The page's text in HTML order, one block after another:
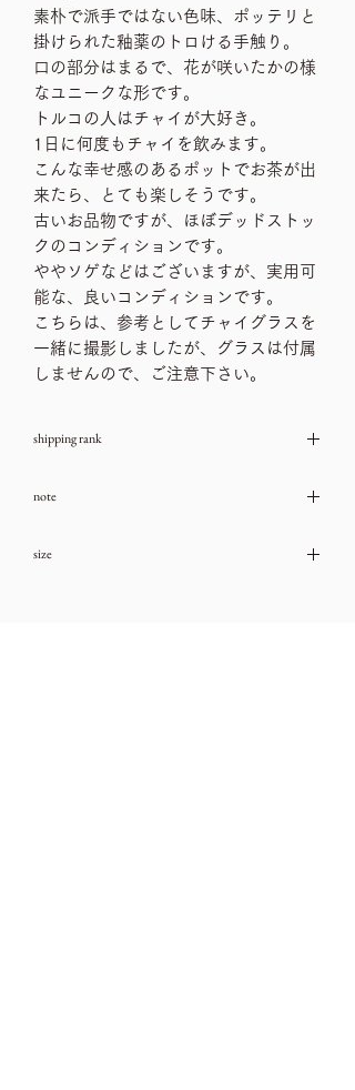
素朴で派手ではない色味、ポッテリと
掛けられた釉薬のトロける手触り。
口の部分はまるで、花が咲いたかの様
なユニークな形です。
トルコの人はチャイが大好き。
1日に何度もチャイを飲みます。
こんな幸せ感のあるポットでお茶が出
来たら、とても楽しそうです。
古いお品物ですが、ほぼデッドストッ
クのコンディションです。
ややソゲなどはございますが、実用可
能な、良いコンディションです。
こちらは、参考としてチャイグラスを
一緒に撮影しましたが、グラスは付属
しませんので、ご注意下さい。
shipping rank
→送料一覧
note
どは、ご利用ガイドをチェック頂き、気
size